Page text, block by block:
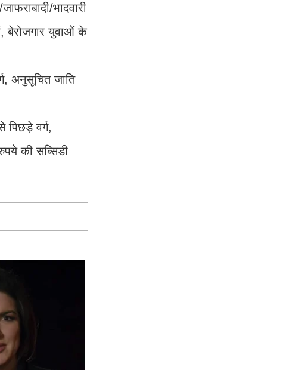
भादवारी
बेरोजगार युवाओं के
अनुसूचित जाति
पिछड़े वर्ग,
की सब्सिडी